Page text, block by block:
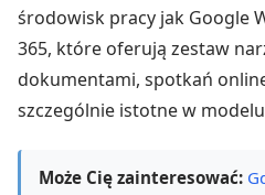
środowisk pracy jak Google
365, które oferują zestaw
dokumentami, spotkań
szczególnie istotne w
Może Cię zainteresować: